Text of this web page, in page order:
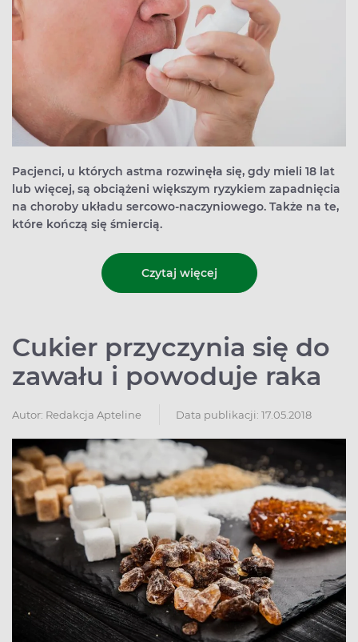
Pacjenci, u których astma rozwinęła się, gdy mieli 18 lat
lub więcej, są obciążeni większym ryzykiem zapadnięcia
na choroby układu sercowo-naczyniowego. Także na te,
które kończą się śmiercią.
Czytaj więcej
Cukier przyczynia się do
zawału i powoduje raka
Autor: Redakcja Apteline Data publikacji: 17.05.2018